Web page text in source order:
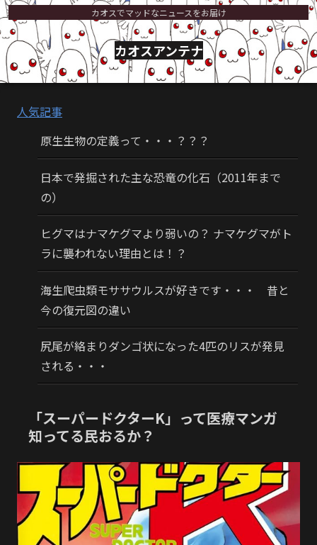
カオスでマッドなニュースをお届け
カオスアンテナ
人気記事
原生生物の定義って・・・？？？
日本で発掘された主な恐竜の化石（2011年まで
の）
ヒグマはナマケグマより弱いの？ ナマケグマがト
ラに襲われない理由とは！？
海生爬虫類モササウルスが好きです・・・ 昔と
今の復元図の違い
尻尾が絡まりダンゴ状になった4匹のリスが発見
される・・・
「スーパードクターK」って医療マンガ
知ってる民おるか？